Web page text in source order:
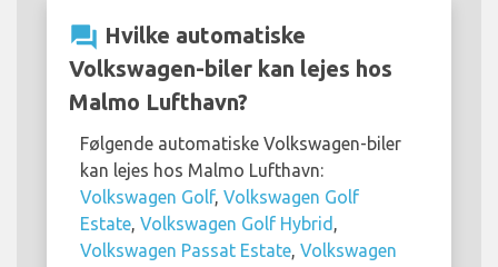
question_answer Hvilke automatiske
Volkswagen-biler kan lejes hos
Malmo Lufthavn?
Følgende automatiske Volkswagen-biler
kan lejes hos Malmo Lufthavn:
Volkswagen Golf, Volkswagen Golf
Estate, Volkswagen Golf Hybrid ,
Volkswagen Passat Estate, Volkswagen